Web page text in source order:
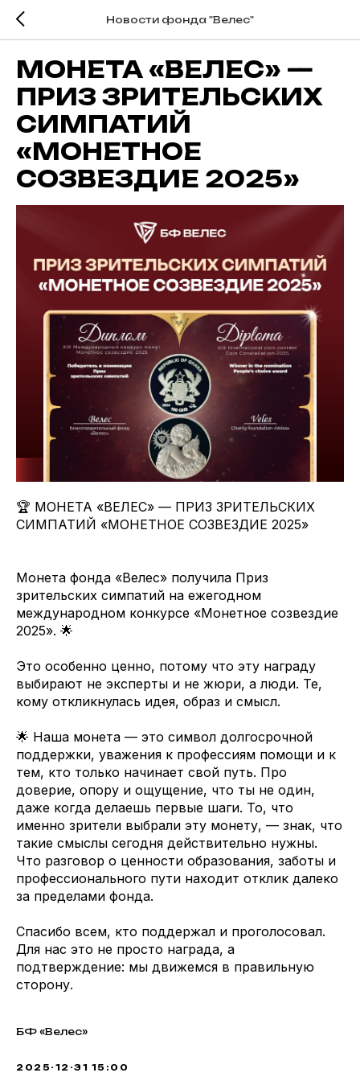
Новости фонда "Велес"
МОНЕТА «ВЕЛЕС» —
ПРИЗ ЗРИТЕЛЬСКИХ
СИМПАТИЙ
«МОНЕТНОЕ
СОЗВЕЗДИЕ 2025»
🏆 МОНЕТА «ВЕЛЕС» — ПРИЗ ЗРИТЕЛЬСКИХ
СИМПАТИЙ «МОНЕТНОЕ СОЗВЕЗДИЕ 2025»
Монета фонда «Велес» получила Приз
зрительских симпатий на ежегодном
международном конкурсе «Монетное созвездие
2025». 🌟
Это особенно ценно, потому что эту награду
выбирают не эксперты и не жюри, а люди. Те,
кому откликнулась идея, образ и смысл.
🌟 Наша монета — это символ долгосрочной
поддержки, уважения к профессиям помощи и к
тем, кто только начинает свой путь. Про
доверие, опору и ощущение, что ты не один,
даже когда делаешь первые шаги. То, что
именно зрители выбрали эту монету, — знак, что
такие смыслы сегодня действительно нужны.
Что разговор о ценности образования, заботы и
профессионального пути находит отклик далеко
за пределами фонда.
Спасибо всем, кто поддержал и проголосовал.
Для нас это не просто награда, а
подтверждение: мы движемся в правильную
сторону.
БФ «Велес»
2025-12-31 15:00